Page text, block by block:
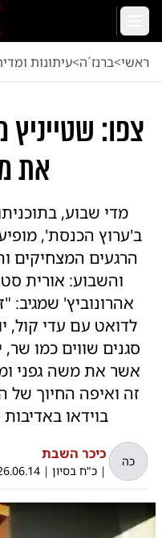
דלג לתוכן הראשי
ראשי<ברנז´ה<עיתונות
צפו:
את
מדי שבוע,
ב'ערוץ הכנסת',
הרגעים המצחיקים
והשבוע: אורית
אהרונוביץ'
לדואט עם עדי קול,
סגנים שווים כמו
אשר את משה גפני
זה ואיפה החיוך של
בוידאו
כה כיכר השבת
| כ"ח בסיון |